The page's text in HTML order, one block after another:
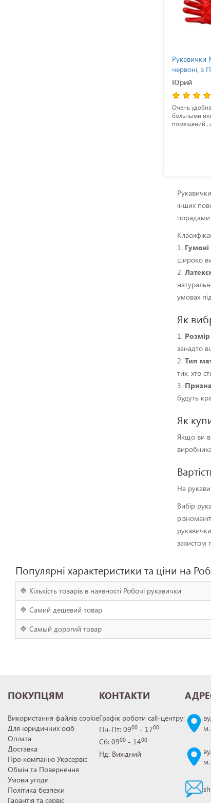
Рукавички
червоні, з
(XL)
Юрий
Очень
больными
помещений
інших
порадами
1.
широко
2.
умовах
Як
1.
занадто
2. Тип
тих, хто
3.
будуть
Як
Якщо ви
На
Вибір
захистом
Популярні характеристики та ціни на
🔷 Кількість товарів в наявності Робочі рукавички
🔷 Самий дешевий товар
🔷 Самый дорогий товар
ПОКУПЦЯМ
Використання файлів cookie
Для юридичних осіб
Оплата
Доставка
Про компанію Укрсервіс
Обмін та Повернення
Умови угоди
Політика безпеки
Гарантія та сервіс
КОНТАКТИ
Графік роботи call-центру:
Пн-Пт: 0900 - 1700
Сб: 0900 - 1400
Нд: Вихідний
м.